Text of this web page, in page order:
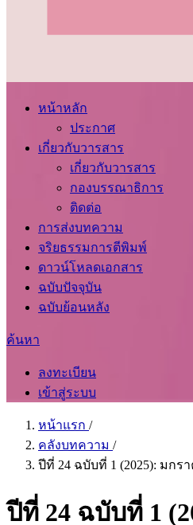
หน้าหลัก
ประกาศ
เกี่ยวกับวารสาร
เกี่ยวกับวารสาร
กองบรรณาธิการ
ติดต่อ
การส่งบทความ
จริยธรรมการตีพิมพ์
ดาวน์โหลดเอกสาร
ฉบับปัจจุบัน
ฉบับย้อนหลัง
ค้นหา
ลงทะเบียน
เข้าสู่ระบบ
หน้าแรก /
คลังบทความ /
ปีที่ 24 ฉบับที่ 1 (2025): มกร
ปีที่ 24 ฉบับที่ 1